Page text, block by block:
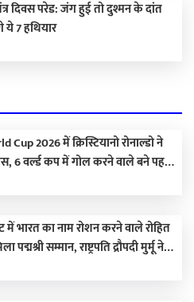
दिवस परेड: जंग हुई तो दुश्मन के दांत
ये 7 हथियार
Cup 2026 में क्रिस्टियानो रोनाल्डो ने
6 वर्ल्ड कप में गोल करने वाले बने पहले
को यूं किया शांत
में भारत का नाम रोशन करने वाले रोहित
पद्मश्री सम्मान, राष्ट्रपति द्रौपदी मुर्मू ने